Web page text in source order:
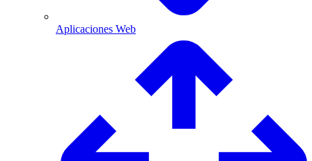
Aplicaciones Web